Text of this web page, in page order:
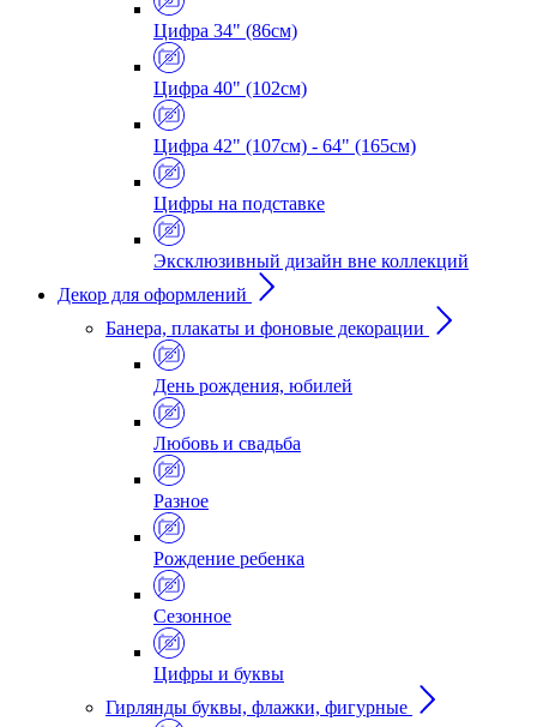
Цифра 34" (86см)
Цифра 40" (102см)
Цифра 42" (107см) - 64" (165см)
Цифры на подставке
Эксклюзивный дизайн вне коллекций
Декор для оформлений
Банера, плакаты и фоновые декорации
День рождения, юбилей
Любовь и свадьба
Разное
Рождение ребенка
Сезонное
Цифры и буквы
Гирлянды буквы, флажки, фигурные